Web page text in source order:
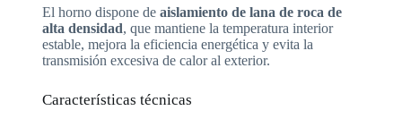
El horno dispone de aislamiento de lana de roca de
alta densidad, que mantiene la temperatura interior
estable, mejora la eficiencia energética y evita la
transmisión excesiva de calor al exterior.
Características técnicas